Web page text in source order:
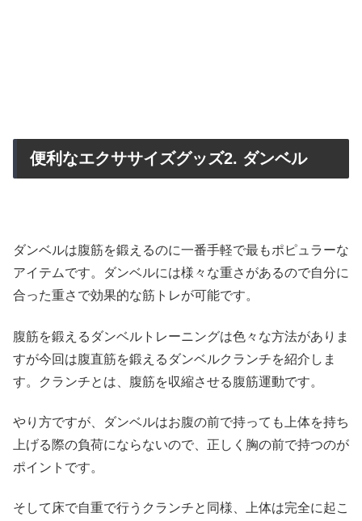
便利なエクササイズグッズ2. ダンベル
ダンベルは腹筋を鍛えるのに一番手軽で最もポピュラーな
アイテムです。ダンベルには様々な重さがあるので自分に
合った重さで効果的な筋トレが可能です。
腹筋を鍛えるダンベルトレーニングは色々な方法がありま
すが今回は腹直筋を鍛えるダンベルクランチを紹介しま
す。クランチとは、腹筋を収縮させる腹筋運動です。
やり方ですが、ダンベルはお腹の前で持っても上体を持ち
上げる際の負荷にならないので、正しく胸の前で持つのが
ポイントです。
そして床で自重で行うクランチと同様、上体は完全に起こ